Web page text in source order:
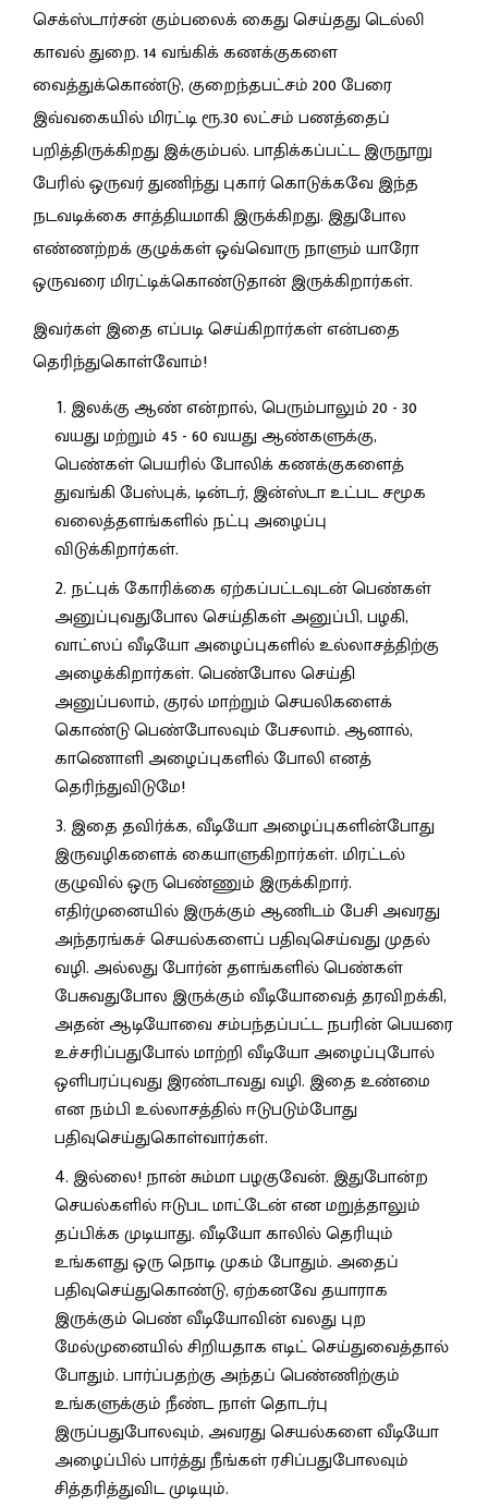
செக்ஸ்டார்சன் கும்பலைக் கைது செய்தது டெல்லி
காவல் துறை. 14 வங்கிக் கணக்குகளை
வைத்துக்கொண்டு, குறைந்தபட்சம் 200 பேரை
இவ்வகையில் மிரட்டி ரூ.30 லட்சம் பணத்தைப்
பறித்திருக்கிறது இக்கும்பல். பாதிக்கப்பட்ட இருநூறு
பேரில் ஒருவர் துணிந்து புகார் கொடுக்கவே இந்த
நடவடிக்கை சாத்தியமாகி இருக்கிறது. இதுபோல
எண்ணற்றக் குழுக்கள் ஒவ்வொரு நாளும் யாரோ
ஒருவரை மிரட்டிக்கொண்டுதான் இருக்கிறார்கள்.
இவர்கள் இதை எப்படி செய்கிறார்கள் என்பதை
தெரிந்துகொள்வோம்!
இலக்கு ஆண் என்றால், பெரும்பாலும் 20 - 30
வயது மற்றும் 45 - 60 வயது ஆண்களுக்கு,
பெண்கள் பெயரில் போலிக் கணக்குகளைத்
துவங்கி பேஸ்புக், டின்டர், இன்ஸ்டா உட்பட சமூக
வலைத்தளங்களில் நட்பு அழைப்பு
விடுக்கிறார்கள்.
நட்புக் கோரிக்கை ஏற்கப்பட்டவுடன் பெண்கள்
அனுப்புவதுபோல செய்திகள் அனுப்பி, பழகி,
வாட்ஸப் வீடியோ அழைப்புகளில் உல்லாசத்திற்கு
அழைக்கிறார்கள். பெண்போல செய்தி
அனுப்பலாம், குரல் மாற்றும் செயலிகளைக்
கொண்டு பெண்போலவும் பேசலாம். ஆனால்,
காணொளி அழைப்புகளில் போலி எனத்
தெரிந்துவிடுமே!
இதை தவிர்க்க, வீடியோ அழைப்புகளின்போது
இருவழிகளைக் கையாளுகிறார்கள். மிரட்டல்
குழுவில் ஒரு பெண்ணும் இருக்கிறார்.
எதிர்முனையில் இருக்கும் ஆணிடம் பேசி அவரது
அந்தரங்கச் செயல்களைப் பதிவுசெய்வது முதல்
வழி. அல்லது போர்ன் தளங்களில் பெண்கள்
பேசுவதுபோல இருக்கும் வீடியோவைத் தரவிறக்கி,
அதன் ஆடியோவை சம்பந்தப்பட்ட நபரின் பெயரை
உச்சரிப்பதுபோல் மாற்றி வீடியோ அழைப்புபோல்
ஒளிபரப்புவது இரண்டாவது வழி. இதை உண்மை
என நம்பி உல்லாசத்தில் ஈடுபடும்போது
பதிவுசெய்துகொள்வார்கள்.
இல்லை! நான் சும்மா பழகுவேன். இதுபோன்ற
செயல்களில் ஈடுபட மாட்டேன் என மறுத்தாலும்
தப்பிக்க முடியாது. வீடியோ காலில் தெரியும்
உங்களது ஒரு நொடி முகம் போதும். அதைப்
பதிவுசெய்துகொண்டு, ஏற்கனவே தயாராக
இருக்கும் பெண் வீடியோவின் வலது புற
மேல்முனையில் சிறியதாக எடிட் செய்துவைத்தால்
போதும். பார்ப்பதற்கு அந்தப் பெண்ணிற்கும்
உங்களுக்கும் நீண்ட நாள் தொடர்பு
இருப்பதுபோலவும், அவரது செயல்களை வீடியோ
அழைப்பில் பார்த்து நீங்கள் ரசிப்பதுபோலவும்
சித்தரித்துவிட முடியும்.